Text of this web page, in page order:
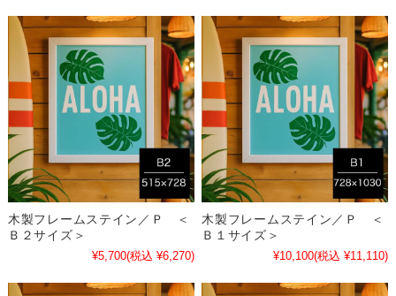
木製フレームステイン／Ｐ ＜
Ｂ２サイズ＞
¥5,700(税込 ¥6,270)
木製フレームステイン／Ｐ ＜
Ｂ１サイズ＞
¥10,100(税込 ¥11,110)